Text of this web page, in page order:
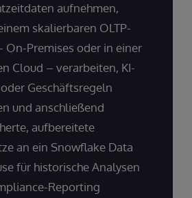
aufnehmen,
skalierbaren OLTP-
On-Premises oder in einer
Cloud – verarbeiten, KI-
Geschäftsregeln
und anschließend
aufbereitete
an ein Snowflake Data
für historische Analysen
Reporting